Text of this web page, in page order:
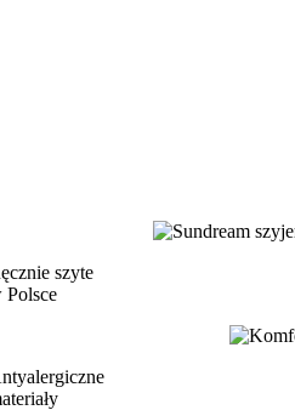
szyte
Polsce